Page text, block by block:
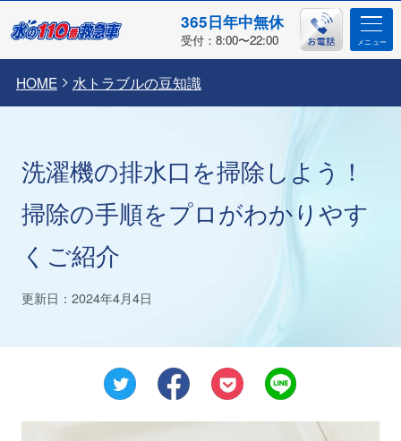
365日年中無休
受付：8:00〜22:00
HOME 水トラブルの豆知識
洗濯機の排水口を掃除しよう！
掃除の手順をプロがわかりやす
くご紹介
更新日：2024年4月4日